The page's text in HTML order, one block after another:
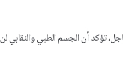
تؤكد أن الجسم الطبي والنقابي لن